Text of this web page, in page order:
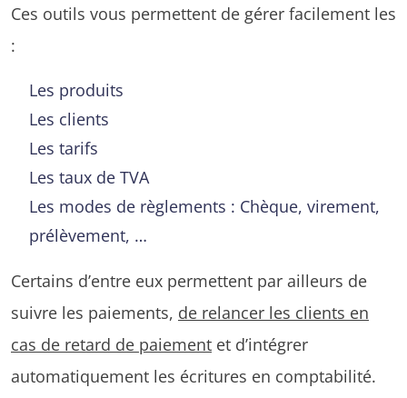
Ces outils vous permettent de gérer facilement les
:
Les produits
Les clients
Les tarifs
Les taux de TVA
Les modes de règlements : Chèque, virement,
prélèvement, …
Certains d’entre eux permettent par ailleurs de
suivre les paiements, de relancer les clients en
cas de retard de paiement et d’intégrer
automatiquement les écritures en comptabilité.